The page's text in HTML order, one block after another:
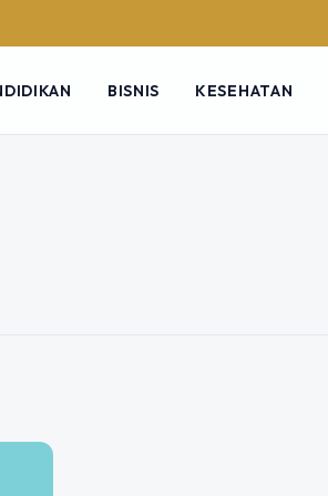
BISNIS KESEHATAN
Sederhana
Diikuti
dilakukan untuk memastikan